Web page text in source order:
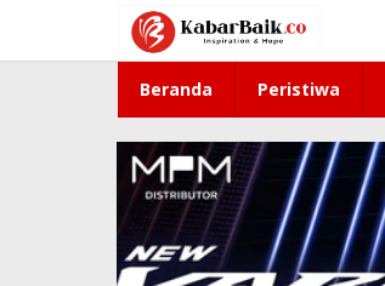
konten
Beranda Peristiwa